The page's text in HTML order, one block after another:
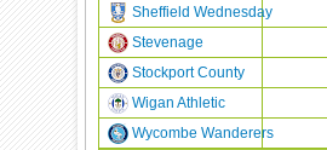
Sheffield Wednesday
Stevenage
Stockport County
Wigan Athletic
Wycombe Wanderers